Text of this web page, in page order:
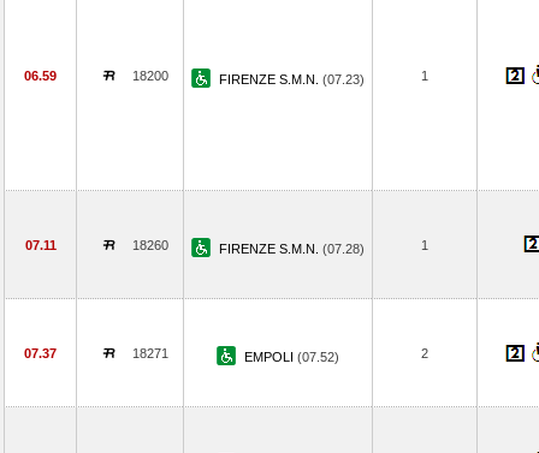
06.59 18200 FIRENZE S.M.N. (07.23) 1
07.11 18260 FIRENZE S.M.N. (07.28) 1
07.37 18271 EMPOLI (07.52) 2